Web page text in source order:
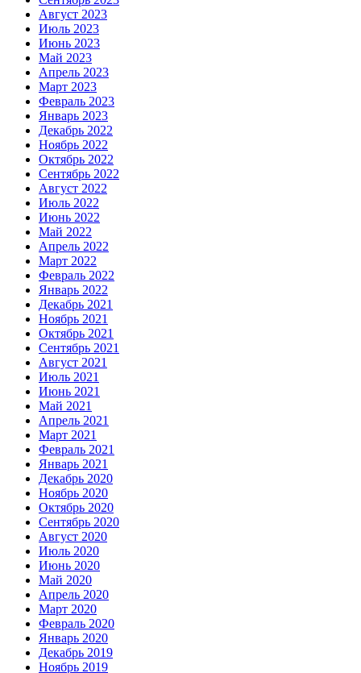
Август 2023
Июль 2023
Июнь 2023
Май 2023
Апрель 2023
Март 2023
Февраль 2023
Январь 2023
Декабрь 2022
Ноябрь 2022
Октябрь 2022
Сентябрь 2022
Август 2022
Июль 2022
Июнь 2022
Май 2022
Апрель 2022
Март 2022
Февраль 2022
Январь 2022
Декабрь 2021
Ноябрь 2021
Октябрь 2021
Сентябрь 2021
Август 2021
Июль 2021
Июнь 2021
Май 2021
Апрель 2021
Март 2021
Февраль 2021
Январь 2021
Декабрь 2020
Ноябрь 2020
Октябрь 2020
Сентябрь 2020
Август 2020
Июль 2020
Июнь 2020
Май 2020
Апрель 2020
Март 2020
Февраль 2020
Январь 2020
Декабрь 2019
Ноябрь 2019